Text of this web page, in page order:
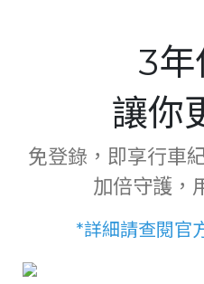
3年
讓你
免登錄，即享行車
加倍守護，
*詳細請查閱官